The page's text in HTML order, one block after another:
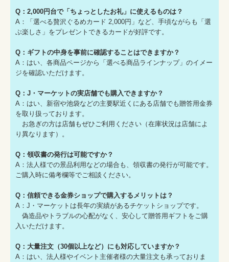
Q：2,000円台で「ちょっとしたお礼」に使えるものは？
A：「選べる贅沢ぐるめカード 2,000円」など、手頃ながらも「選
ぶ楽しさ」をプレゼントできるカードが好評です。
Q：ギフトの中身を事前に確認することはできますか？
A：はい、各商品ページから「選べる商品ラインナップ」のイメー
ジを確認いただけます。
Q：J・マーケットの実店舗でも購入できますか？
A：はい、新宿や池袋などの主要駅近くにある店舗でも贈答用金券
を取り扱っております。
お急ぎの方は店舗もぜひご利用ください（在庫状況は店舗によ
り異なります）。
Q：領収書の発行は可能ですか？
A：法人様での景品利用などの場合も、領収書の発行が可能です。
ご購入時に備考欄等でご相談ください。
Q：信頼できる金券ショップで購入するメリットは？
A：J・マーケットは長年の実績があるチケットショップです。
偽造品やトラブルの心配がなく、安心して贈答用ギフトをご購
入いただけます。
Q：大量注文（30個以上など）にも対応していますか？
A：はい、法人様やイベント主催者様の大量注文も承っておりま